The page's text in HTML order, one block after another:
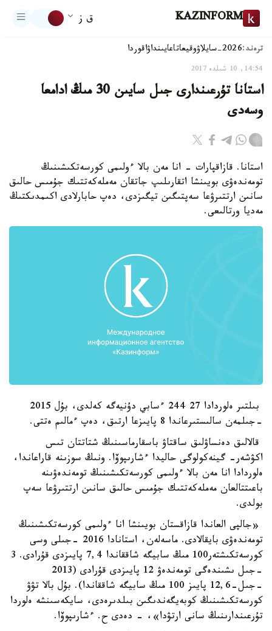
KAZINFORM ق ز
ترەند:2026-سايلاۋ وقيعاتاعايىنداۋاقوردا
14:54, 10 شىلدە 2017
استانا تۇرعىندارى جىل سايىن 30 مىڭ ادامعا
وسەدى
استانا. قازاقپارات - انا مەن بالا ءولىمى كورسەتكىشىنىڭ
تومەندەۋى بويىنشا اتقارىلىپ جاتقان مەملەكەتتىك جۇمىس حالىق
سانىن ارتتىرۋعا سەپتىگىن تيگىزدى، دەپ حابارلادى اكىمدىكتىڭ
مەديا ورتالىعى.
بىلتىر ەلوردادا 27 244 ءسابي دۇنيەگە كەلدى، بۇل 2015
-جىلمەن سالىستىرعاندا 8 پايىزعا ارتىق، دەپ ءمالىم ەتتى.
قالالىق دەنساۋلىق ساقتاۋ باسقارماسىنىڭ شتاتتان تىس
اكۋشەر- گينەكولوگى حاليدا ءشارىپوۆا. ونىڭ سوزىنە قاراعاندا،
ەلوردادا انا مەن بالا ءولىمى كورسەتكىشىنىڭ تومەندەۋىنە
باعىتتالعان مەملەكەتتىك جۇمىس حالىق سانىن ارتتىرۋعا سەپ
بولدى.
«جالپى العاندا قازاقستان بويىنشا انا ءولىمى كورسەتكىشىنىڭ
تومەندەۋى بايقالادى. ماسەلەن، استانادا 2016 -جىلى وسى
كورسەتكىشتەر100 مىڭ سابيگە شاققاندا 7,4 پايىزدى قۇرادى. 3
-جىل ىشىندەگى تومەندەۋ 12 پايىزدى قۇرادى (2013
-جىل-12,6 پايىز 100 مىڭ سابيگە شاققاندا). بۇل بالا تۋۋ
كورسەتكىشىنىڭ كوبەيگەندىگىن بىلدىرەدى، سايكەسىنشە ەلوردا
تۇرعىندارىنىڭ سانى ارتۋدا»، - دەدى ح. ءشارىپوۆا.